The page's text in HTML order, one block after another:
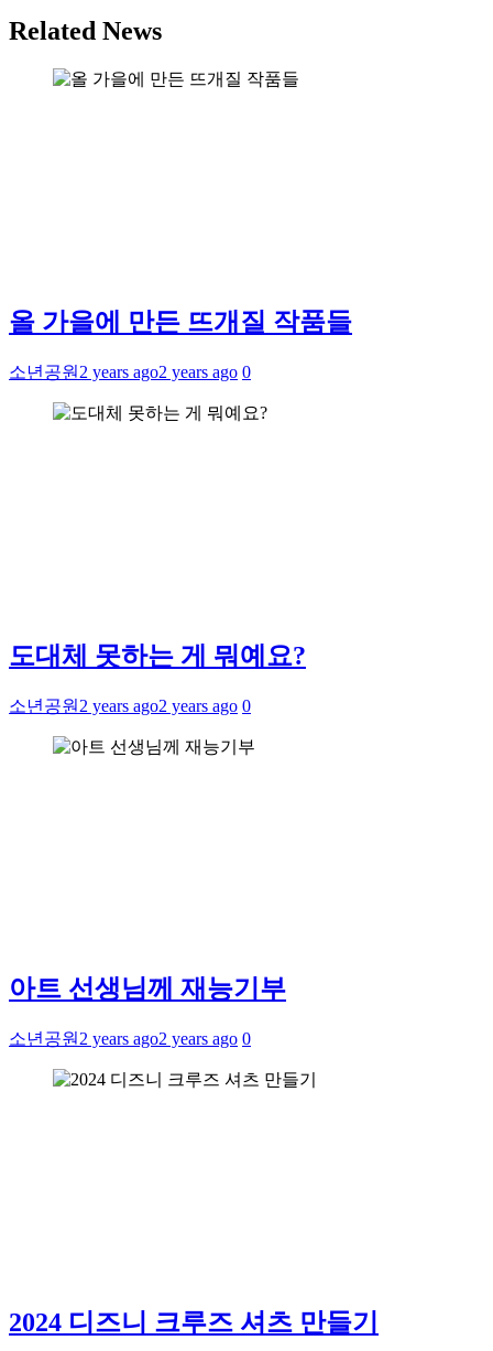
Related News
올 가을에 만든 뜨개질 작품들
소년공원 2 years ago2 years ago 0
도대체 못하는 게 뭐예요?
소년공원 2 years ago2 years ago 0
아트 선생님께 재능기부
소년공원 2 years ago2 years ago 0
2024 디즈니 크루즈 셔츠 만들기